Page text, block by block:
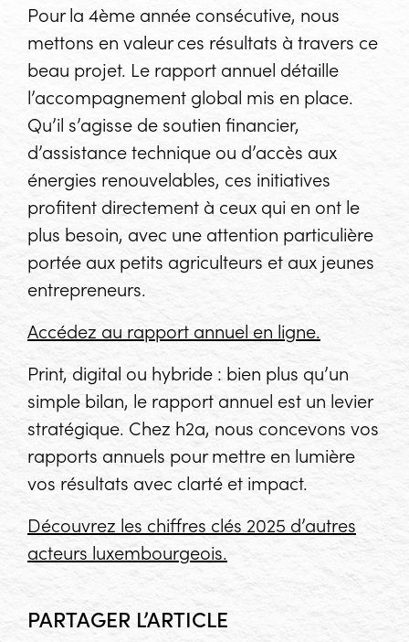
Pour la 4ème année consécutive, nous
mettons en valeur ces résultats à travers ce
beau projet. Le rapport annuel détaille
l’accompagnement global mis en place.
Qu’il s’agisse de soutien financier,
d’assistance technique ou d’accès aux
énergies renouvelables, ces initiatives
profitent directement à ceux qui en ont le
plus besoin, avec une attention particulière
portée aux petits agriculteurs et aux jeunes
entrepreneurs.
Accédez au rapport annuel en ligne.
Print, digital ou hybride : bien plus qu’un
simple bilan, le rapport annuel est un levier
stratégique. Chez h2a, nous concevons vos
rapports annuels pour mettre en lumière
vos résultats avec clarté et impact.
Découvrez les chiffres clés 2025 d’autres
acteurs luxembourgeois.
PARTAGER L’ARTICLE